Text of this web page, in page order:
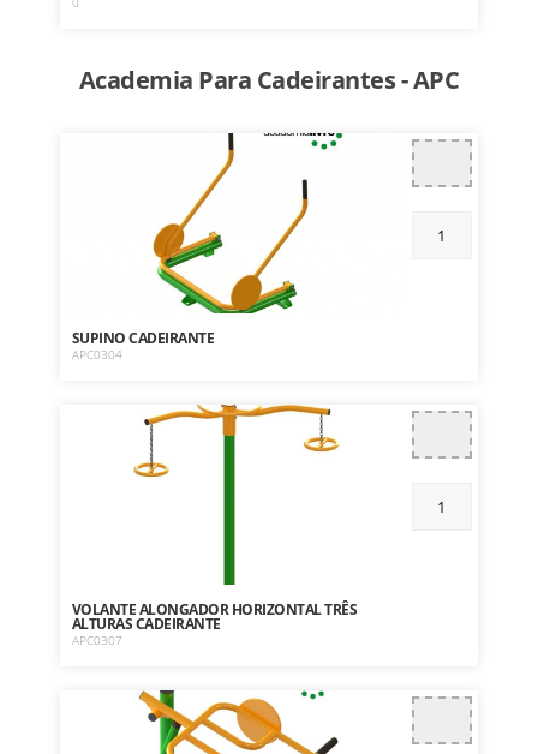
Academia Para Cadeirantes - APC
SUPINO CADEIRANTE
APC0304
VOLANTE ALONGADOR HORIZONTAL TRÊS
ALTURAS CADEIRANTE
APC0307